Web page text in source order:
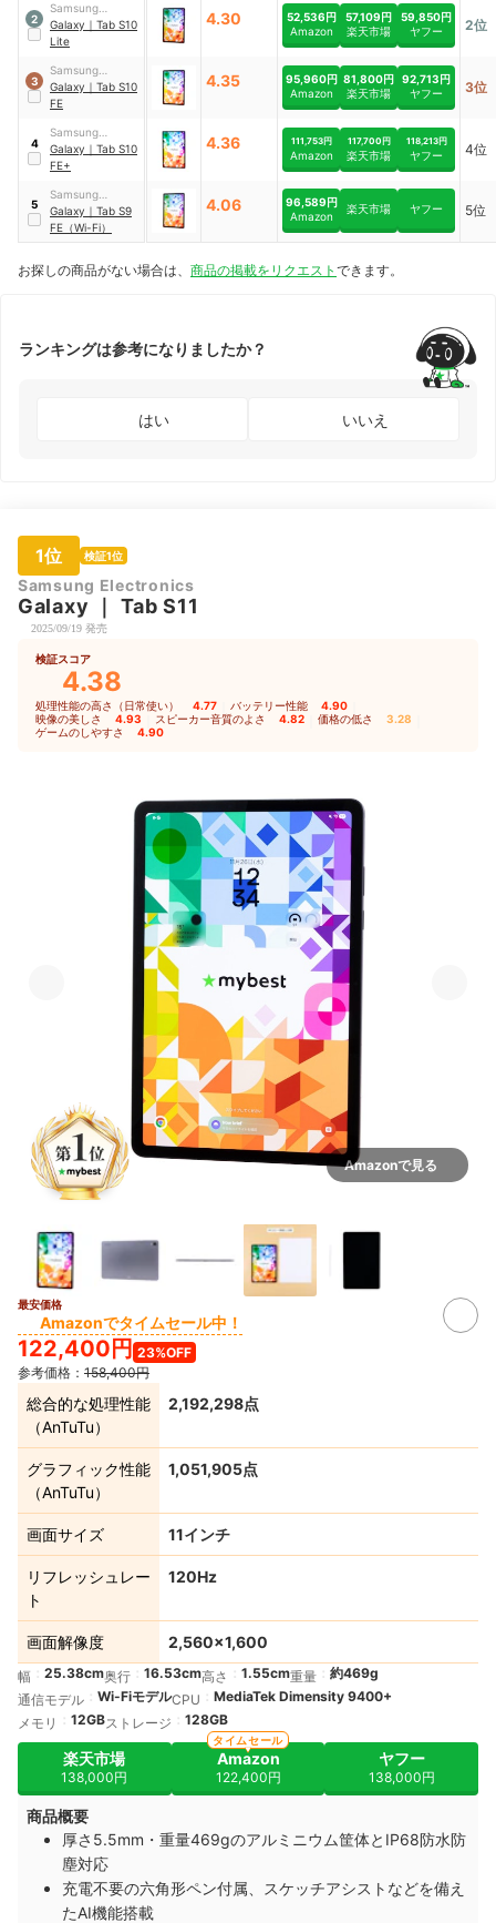
2
Samsung
Electronics
Galaxy ｜ Tab S10
Lite
4.30
52,536円
Amazon
57,109円
楽天市場
59,850円
ヤフー
2位
3
Samsung
Electronics
Galaxy ｜ Tab S10
FE
4.35
95,960円
Amazon
81,800円
楽天市場
92,713円
ヤフー
3位
4
Samsung
Electronics
Galaxy ｜ Tab S10
FE+
4.36 111,753円
Amazon
117,700円
楽天市場
118,213円
ヤフー 4位
5
Samsung
Electronics
Galaxy ｜ Tab S9
FE（Wi-Fi）
4.06
96,589円
Amazon
楽天市場 ヤフー 5位
お探しの商品がない場合は、 商品の掲載をリクエスト できます。
ランキングは参考になりましたか？
はい いいえ
1位 検証1位
Samsung Electronics
Galaxy Tab S11
2025/09/19 発売
検証スコア
4.38
処理性能の高さ（日常使い） 4.77 バッテリー性能 4.90
映像の美しさ 4.93 スピーカー音質のよさ 4.82 価格の低さ 3.28
ゲームのしやすさ 4.90
Amazonで見る
最安価格
Amazonでタイムセール中！
122,400円 23%OFF
参考価格： 158,400円
総合的な処理性能
（AnTuTu）
2,192,298点
グラフィック性能
（AnTuTu）
1,051,905点
画面サイズ 11インチ
リフレッシュレー
ト
120Hz
画面解像度 2,560×1,600
幅 25.38cm奥行 16.53cm高さ 1.55cm重量
約469g
通信モデル
Wi-FiモデルCPU
MediaTek Dimensity 9400+
メモリ
12GBストレージ 128GB
楽天市場
138,000円
Amazon
122,400円
タイムセール
ヤフー
138,000円
商品概要
厚さ5.5mm・重量469gのアルミニウム筐体とIP68防水防
塵対応
充電不要の六角形ペン付属、スケッチアシストなどを備え
たAI機能搭載